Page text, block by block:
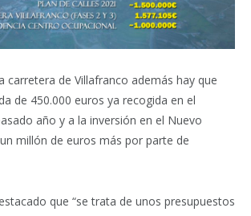
carretera de Villafranco además hay que
de 450.000 euros ya recogida en el
año y a la inversión en el Nuevo
millón de euros más por parte de
que “se trata de unos presupuestos